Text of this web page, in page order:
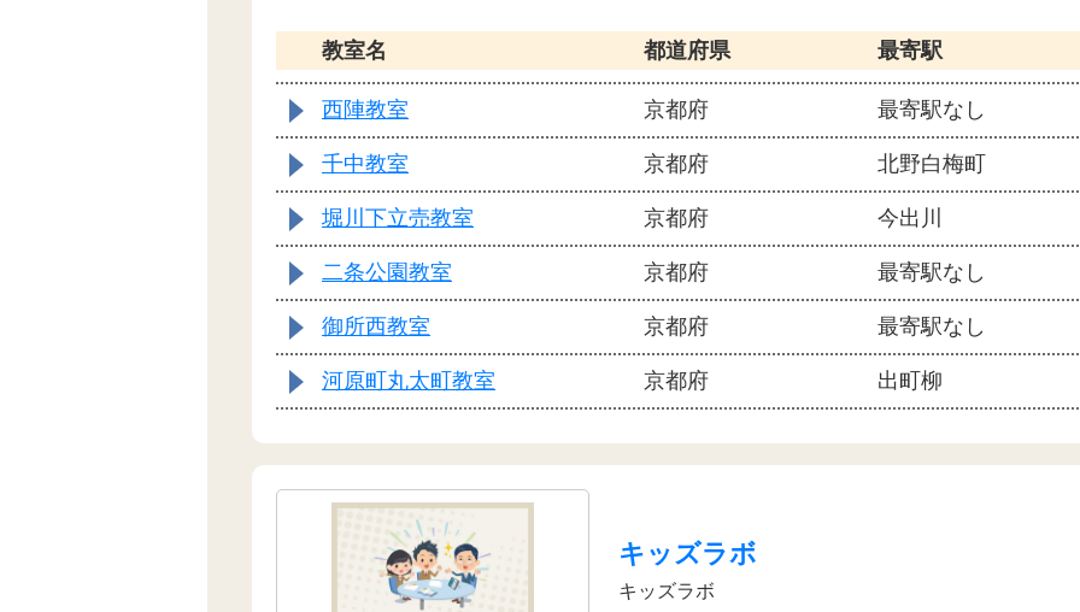
教室名 都道府県 最寄駅
西陣教室 京都府 最寄駅なし
千中教室 京都府 北野白梅町
堀川下立売教室 京都府 今出川
二条公園教室 京都府 最寄駅なし
御所西教室 京都府 最寄駅なし
河原町丸太町教室 京都府 出町柳
キッズラボ
キッズラボ